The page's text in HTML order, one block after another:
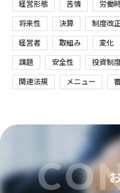
経営形態 苦情 労働
将来性 決算 制度改
経営者 取組み 変化
課題 安全性 投資制
関連法規 メニュー